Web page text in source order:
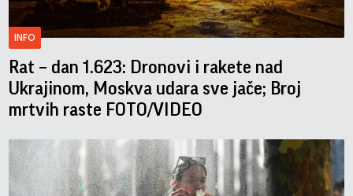
INFO
Rat – dan 1.623: Dronovi i rakete nad
Ukrajinom, Moskva udara sve jače; Broj
mrtvih raste FOTO/VIDEO